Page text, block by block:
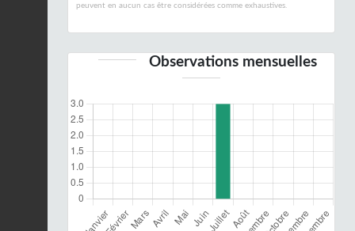
peuvent en aucun cas être considérées comme exhaustives.
Observations mensuelles